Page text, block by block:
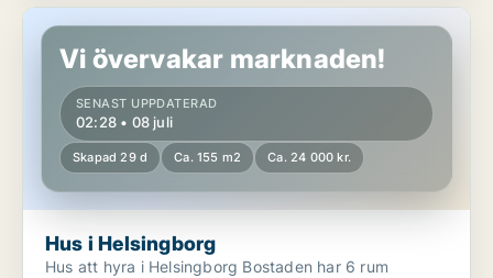
Hus i Helsingborg
Vi övervakar marknaden!
SENAST UPPDATERAD
02:28 • 08 juli
Skapad 29 d Ca. 155 m2 Ca. 24 000 kr.
Hus i Helsingborg
Hus att hyra i Helsingborg Bostaden har 6 rum